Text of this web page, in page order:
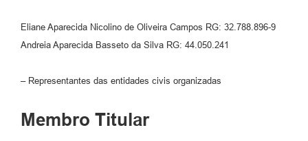
Eliane Aparecida Nicolino de Oliveira Campos RG: 32.788.896-9
Andreia Aparecida Basseto da Silva RG: 44.050.241
– Representantes das entidades civis organizadas
Membro Titular